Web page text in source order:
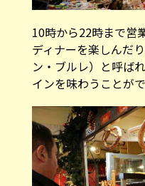
10時から22時まで営
ディナーを楽しんだ
ン・ブルレ）と呼ば
インを味わうことがで